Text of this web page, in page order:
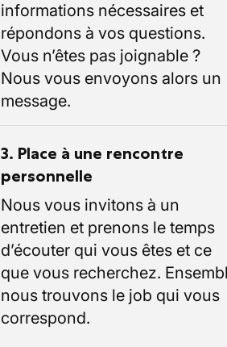
informations nécessaires et
répondons à vos questions.
Vous n’êtes pas joignable ?
Nous vous envoyons alors un
message.
3. Place à une rencontre
personnelle
Nous vous invitons à un
entretien et prenons le temps
d’écouter qui vous êtes et ce
que vous recherchez.
nous trouvons le job qui vous
correspond.